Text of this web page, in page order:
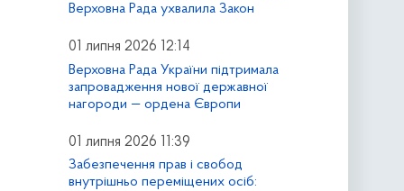
Верховна Рада ухвалила Закон
01 липня 2026 12:14
Верховна Рада України підтримала
запровадження нової державної
нагороди — ордена Європи
01 липня 2026 11:39
Забезпечення прав і свобод
внутрішньо переміщених осіб: